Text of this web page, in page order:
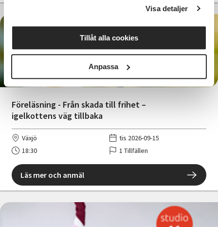
Visa detaljer
Tillåt alla cookies
Anpassa
Föreläsning - Från skada till frihet –
igelkottens väg tillbaka
Kostnadsfri
Växjö
tis 2026-09-15
18:30
1 Tillfällen
Läs mer och anmäl